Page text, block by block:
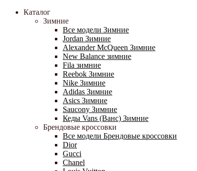
Каталог
Зимние
Все модели Зимние
Jordan Зимние
Alexander McQueen Зимние
New Balance зимние
Fila зимние
Reebok Зимние
Nike Зимние
Adidas Зимние
Asics Зимние
Saucony Зимние
Кеды Vans (Ванс) Зимние
Брендовые кроссовки
Все модели Брендовые кроссовки
Dior
Gucci
Chanel